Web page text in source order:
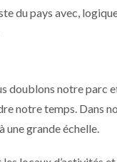
du pays avec,
doublons notre parc
notre temps. Dans
grande échelle.